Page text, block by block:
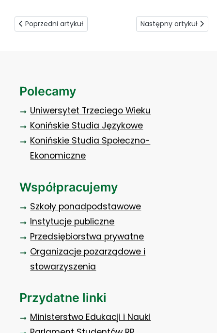
Poprzedni artykuł: Zbiórka darów
Poprzedni artykuł Następny artykuł:
Następny artykuł
Polecamy
Uniwersytet Trzeciego Wieku
Konińskie Studia Językowe
Konińskie Studia Społeczno-
Ekonomiczne
Współpracujemy
Szkoły ponadpodstawowe
Instytucje publiczne
Przedsiębiorstwa prywatne
Organizacje pozarządowe i
stowarzyszenia
Przydatne linki
Ministerstwo Edukacji i Nauki